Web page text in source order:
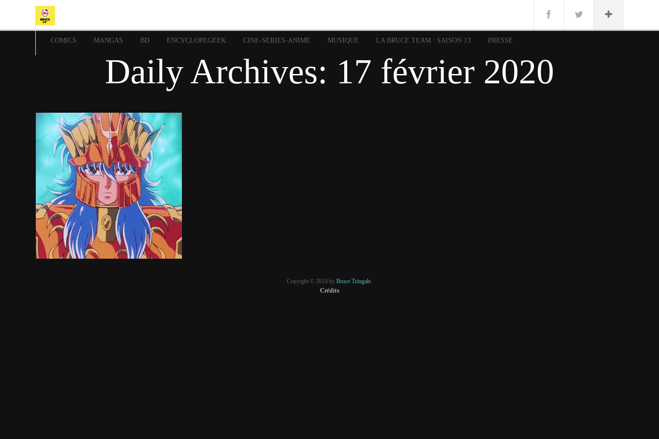
COMICS MANGAS BD ENCYCLOPEGEEK CINE-SERIES-ANIME MUSIQUE LA BRUCE TEAM : SAISON 13 PRESSE
Daily Archives: 17 février 2020
17 février 2020
Copyight © 2014 by Bruce Tringale.
Mangas Marvel Mattie boy Musique
Panini Présence
Rock Semic Special Guest Superman
Teamup Tornado Urban Vertigo xmen
Crédits